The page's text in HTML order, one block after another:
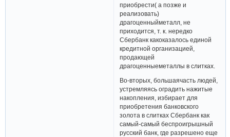
приобрести( а позже и
реализовать)
драгоценныйметалл, не
приходится, т. к. нередко
Сбербанк какоказалось единой
кредитной организацией,
продающей
драгоценныеметаллы в слитках.
Во-вторых, большаячасть людей,
устремляясь оградить нажитые
накопления, избирает для
приобретения банковского
золота в слитках Сбербанк как
самый-самый беспроигрышный
русский банк, где разрешено еще